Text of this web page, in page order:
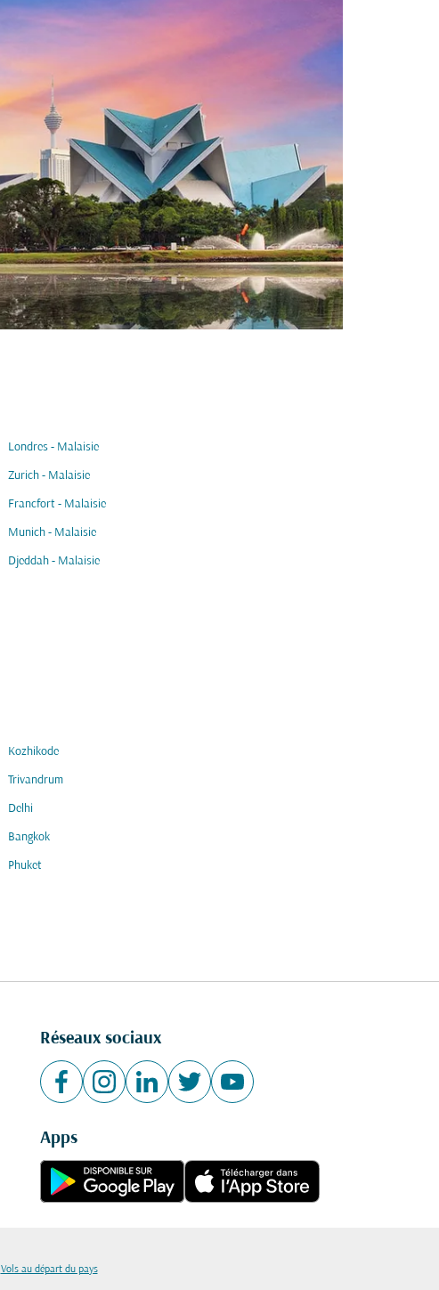
Londres - Malaisie
Zurich - Malaisie
Francfort - Malaisie
Munich - Malaisie
Djeddah - Malaisie
Kozhikode
Trivandrum
Delhi
Bangkok
Phuket
Réseaux sociaux
Apps
Vols au départ du pays